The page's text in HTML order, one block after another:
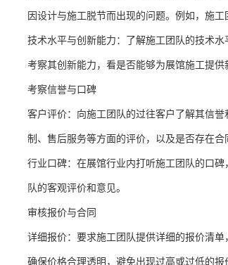
因设计与施工脱节而出现的问题。例如，施
技术水平与创新能力：了解施工团队的技术
考察其创新能力，看是否能够为展馆施工提
考察信誉与口碑
客户评价：向施工团队的过往客户了解其信
制、售后服务等方面的评价，以及是否存在合
行业口碑：在展馆行业内打听施工团队的口
队的客观评价和意见。
审核报价与合同
详细报价：要求施工团队提供详细的报价清
确保价格合理透明，避免出现过高或过低的